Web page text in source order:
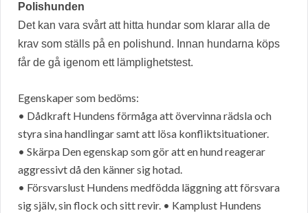
Polishunden
Det kan vara svårt att hitta hundar som klarar alla de
krav som ställs på en polishund. Innan hundarna köps
får de gå igenom ett lämplighetstest.
Egenskaper som bedöms:
• Dådkraft Hundens förmåga att övervinna rädsla och
styra sina handlingar samt att lösa konfliktsituationer.
• Skärpa Den egenskap som gör att en hund reagerar
aggressivt då den känner sig hotad.
• Försvarslust Hundens medfödda läggning att försvara
sig själv, sin flock och sitt revir. • Kamplust Hundens